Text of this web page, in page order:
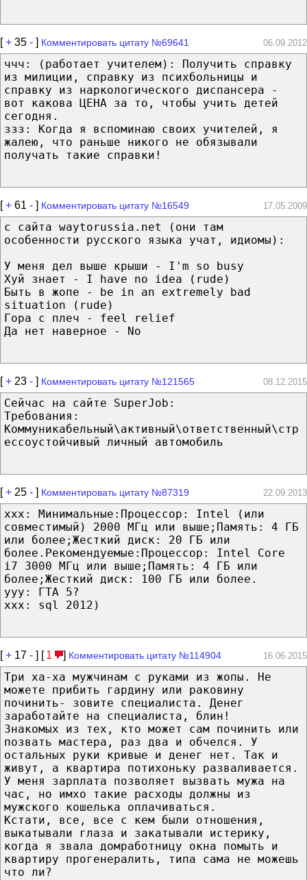
[+ 35 - ] Комментировать цитату №69641 06.09.2012
ччч: (работает учителем): Получить справку
из милиции, справку из психбольницы и
справку из наркологического диспансера -
вот какова ЦЕНА за то, чтобы учить детей
сегодня.
ззз: Когда я вспоминаю своих учителей, я
жалею, что раньше никого не обязывали
получать такие справки!
[+ 61 - ] Комментировать цитату №16549 17.05.2009
с сайта waytorussia.net (они там
особенности русского языка учат, идиомы):
У меня дел выше крыши - I'm so busy
Хуй знает - I have no idea (rude)
Быть в жопе - be in an extremely bad
situation (rude)
Гора с плеч - feel relief
Да нет наверное - No
[+ 23 - ] Комментировать цитату №121565 08.12.2015
Сейчас на сайте SuperJob:
Требования:
Коммуникабельный\активный\ответственный\стр
ессоустойчивый личный автомобиль
[+ 25 - ] Комментировать цитату №87319 22.09.2013
xxx: Минимальные:Процессор: Intel (или
совместимый) 2000 МГц или выше;Память: 4 ГБ
или более;Жесткий диск: 20 ГБ или
более.Рекомендуемые:Процессор: Intel Core
i7 3000 МГц или выше;Память: 4 ГБ или
более;Жесткий диск: 100 ГБ или более.
yyy: ГТА 5?
xxx: sql 2012)
[+ 17 - ] [ 1 ] Комментировать цитату №114904 16.06.2015
Три ха-ха мужчинам с руками из жопы. Не
можете прибить гардину или раковину
починить- зовите специалиста. Денег
заработайте на специалиста, блин!
Знакомых из тех, кто может сам починить или
позвать мастера, раз два и обчелся. У
остальных руки кривые и денег нет. Так и
живут, а квартира потихоньку разваливается.
У меня зарплата позволяет вызвать мужа на
час, но имхо такие расходы должны из
мужского кошелька оплачиваться.
Кстати, все, все с кем были отношения,
выкатывали глаза и закатывали истерику,
когда я звала домработницу окна помыть и
квартиру прогенералить, типа сама не можешь
что ли?